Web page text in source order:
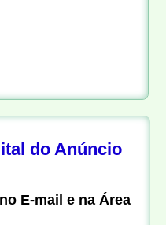
do Anúncio
E-mail e na Área